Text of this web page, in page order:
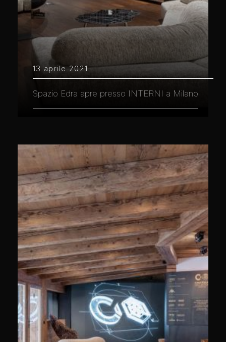
13 aprile 2021
Spazio Edra apre presso INTERNI a Milano